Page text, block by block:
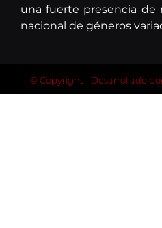
una fuerte presencia de
nacional de géneros
© Copyright - Desarrollado